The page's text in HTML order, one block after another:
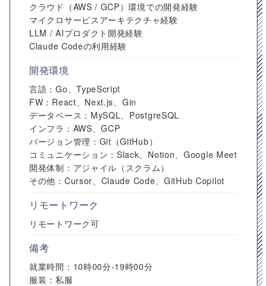
クラウド（AWS / GCP）環境での開発経験
マイクロサービスアーキテクチャ経験
LLM / AIプロダクト開発経験
Claude Codeの利用経験
開発環境
言語：Go、TypeScript
FW：React、Next.js、Gin
データベース：MySQL、PostgreSQL
インフラ：AWS、GCP
バージョン管理：Git（GitHub）
コミュニケーション：Slack、Notion、Google Meet
開発体制：アジャイル（スクラム）
その他：Cursor、Claude Code、GitHub Copilot
リモートワーク
リモートワーク可
備考
就業時間：10時00分-19時00分
服装：私服